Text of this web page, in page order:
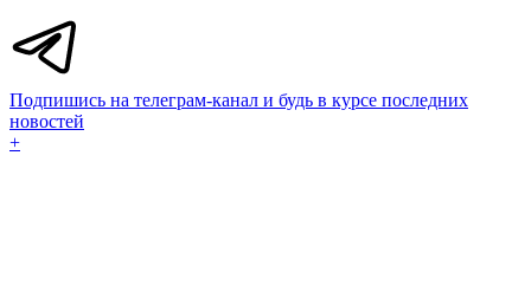
Подпишись на телеграм-канал и будь в курсе последних
новостей
+